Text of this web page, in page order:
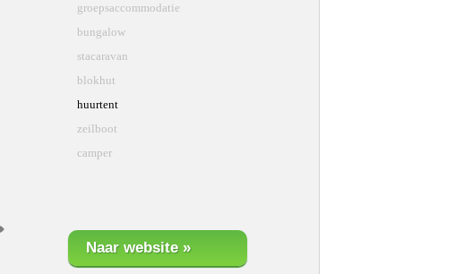
groepsaccommodatie
bungalow
stacaravan
blokhut
huurtent
zeilboot
camper